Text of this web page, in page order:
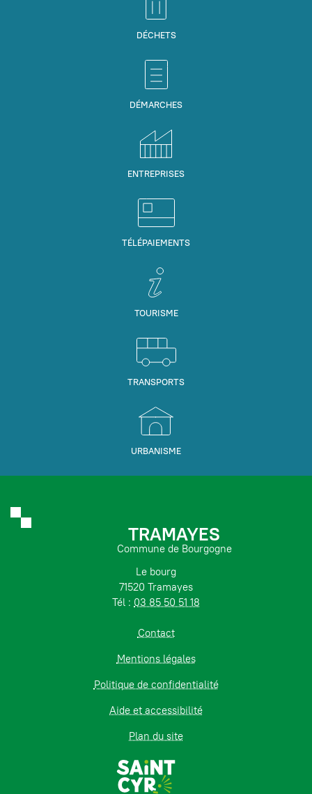
DÉCHETS
DÉMARCHES
ENTREPRISES
TÉLÉPAIEMENTS
TOURISME
TRANSPORTS
URBANISME
TRAMAYES
Commune de Bourgogne
Le bourg
71520 Tramayes
Tél : 03 85 50 51 18
Contact
Mentions légales
Politique de confidentialité
Aide et accessibilité
Plan du site